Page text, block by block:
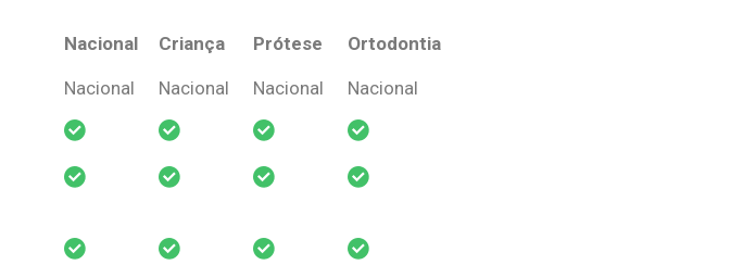
Nacional Criança Prótese
Ortodontia
Nacional Criança Prótese Ortodontia
Nacional Nacional Nacional Nacional